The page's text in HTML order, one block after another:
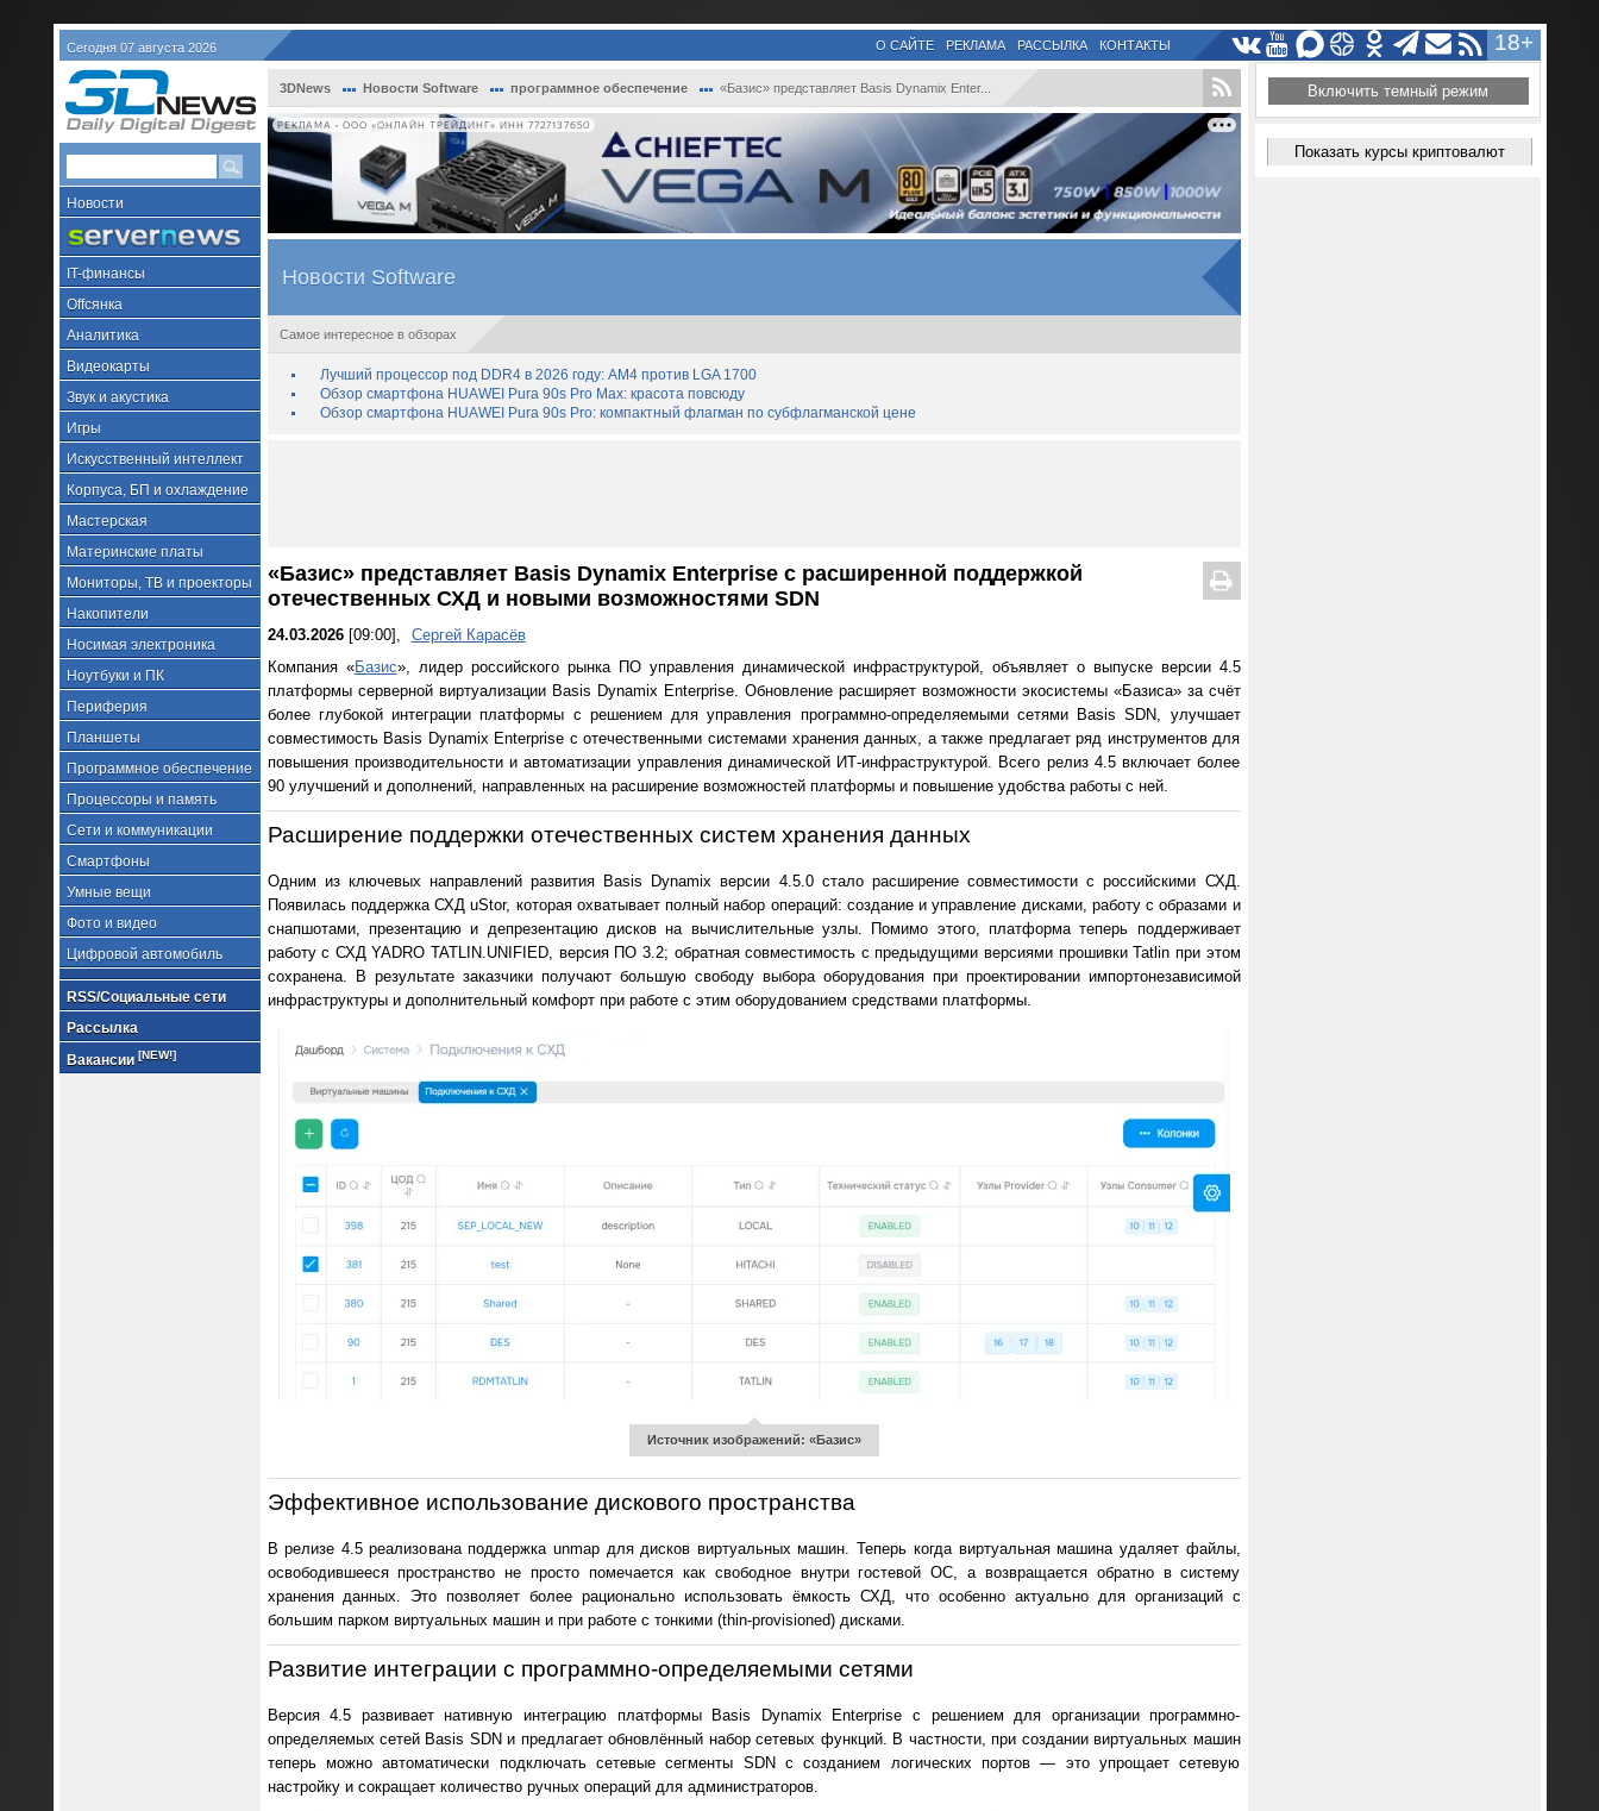
Сегодня 07 августа 2026 18+
О САЙТЕ РЕКЛАМА РАССЫЛКА КОНТАКТЫ
Новости
IT-финансы
Offсянка
Аналитика
Видеокарты
Звук и акустика
Игры
Искусственный интеллект
Корпуса, БП и охлаждение
Мастерская
Материнские платы
Мониторы, ТВ и проекторы
Накопители
Носимая электроника
Ноутбуки и ПК
Периферия
Планшеты
Программное обеспечение
Процессоры и память
Сети и коммуникации
Смартфоны
Умные вещи
Фото и видео
Цифровой автомобиль
RSS/Социальные сети
Рассылка
Вакансии [NEW!]
3DNews Новости Software программное обеспечение «Базис» представляет Basis Dynamix Enter...
РЕКЛАМА • ООО «ОНЛАЙН ТРЕЙДИНГ» ИНН 7727137650
Новости Software
Самое интересное в обзорах
Лучший процессор под DDR4 в 2026 году: AM4 против LGA 1700
Обзор смартфона HUAWEI Pura 90s Pro Max: красота повсюду
Обзор смартфона HUAWEI Pura 90s Pro: компактный флагман по субфлагманской цене
«Базис» представляет Basis Dynamix Enterprise с расширенной поддержкой
отечественных СХД и новыми возможностями SDN
24.03.2026[09:00],
Сергей Карасёв
Компания «Базис», лидер российского рынка ПО управления динамической инфраструктурой, объявляет о выпуске версии 4.5
платформы серверной виртуализации Basis Dynamix Enterprise. Обновление расширяет возможности экосистемы «Базиса» за счёт
более глубокой интеграции платформы с решением для управления программно-определяемыми сетями Basis SDN, улучшает
совместимость Basis Dynamix Enterprise с отечественными системами хранения данных, а также предлагает ряд инструментов для
повышения производительности и автоматизации управления динамической ИТ-инфраструктурой. Всего релиз 4.5 включает более
90 улучшений и дополнений, направленных на расширение возможностей платформы и повышение удобства работы с ней.
Расширение поддержки отечественных систем хранения данных
Одним из ключевых направлений развития Basis Dynamix версии 4.5.0 стало расширение совместимости с российскими СХД.
Появилась поддержка СХД uStor, которая охватывает полный набор операций: создание и управление дисками, работу с образами и
снапшотами, презентацию и депрезентацию дисков на вычислительные узлы. Помимо этого, платформа теперь поддерживает
работу с СХД YADRO TATLIN.UNIFIED, версия ПО 3.2; обратная совместимость с предыдущими версиями прошивки Tatlin при этом
сохранена. В результате заказчики получают большую свободу выбора оборудования при проектировании импортонезависимой
инфраструктуры и дополнительный комфорт при работе с этим оборудованием средствами платформы.
Источник изображений: «Базис»
Эффективное использование дискового пространства
В релизе 4.5 реализована поддержка unmap для дисков виртуальных машин. Теперь когда виртуальная машина удаляет файлы,
освободившееся пространство не просто помечается как свободное внутри гостевой ОС, а возвращается обратно в систему
хранения данных. Это позволяет более рационально использовать ёмкость СХД, что особенно актуально для организаций с
большим парком виртуальных машин и при работе с тонкими (thin-provisioned) дисками.
Развитие интеграции с программно-определяемыми сетями
Версия 4.5 развивает нативную интеграцию платформы Basis Dynamix Enterprise с решением для организации программно-
определяемых сетей Basis SDN и предлагает обновлённый набор сетевых функций. В частности, при создании виртуальных машин
теперь можно автоматически подключать сетевые сегменты SDN с созданием логических портов — это упрощает сетевую
настройку и сокращает количество ручных операций для администраторов.
Включить темный режим
Показать курсы криптовалют